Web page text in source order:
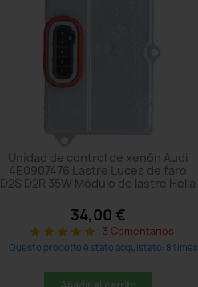
Unidad de control de xenón Audi
4E0907476 Lastre Luces de faro
D2S D2R 35W Módulo de lastre Hella
34,00 €
star star star star star 3 Comentarios
Questo prodotto è stato acquistato: 8 times